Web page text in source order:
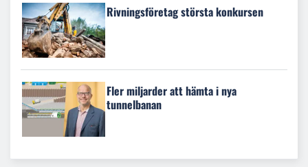
Rivningsföretag största konkursen
Fler miljarder att hämta i nya
tunnelbanan